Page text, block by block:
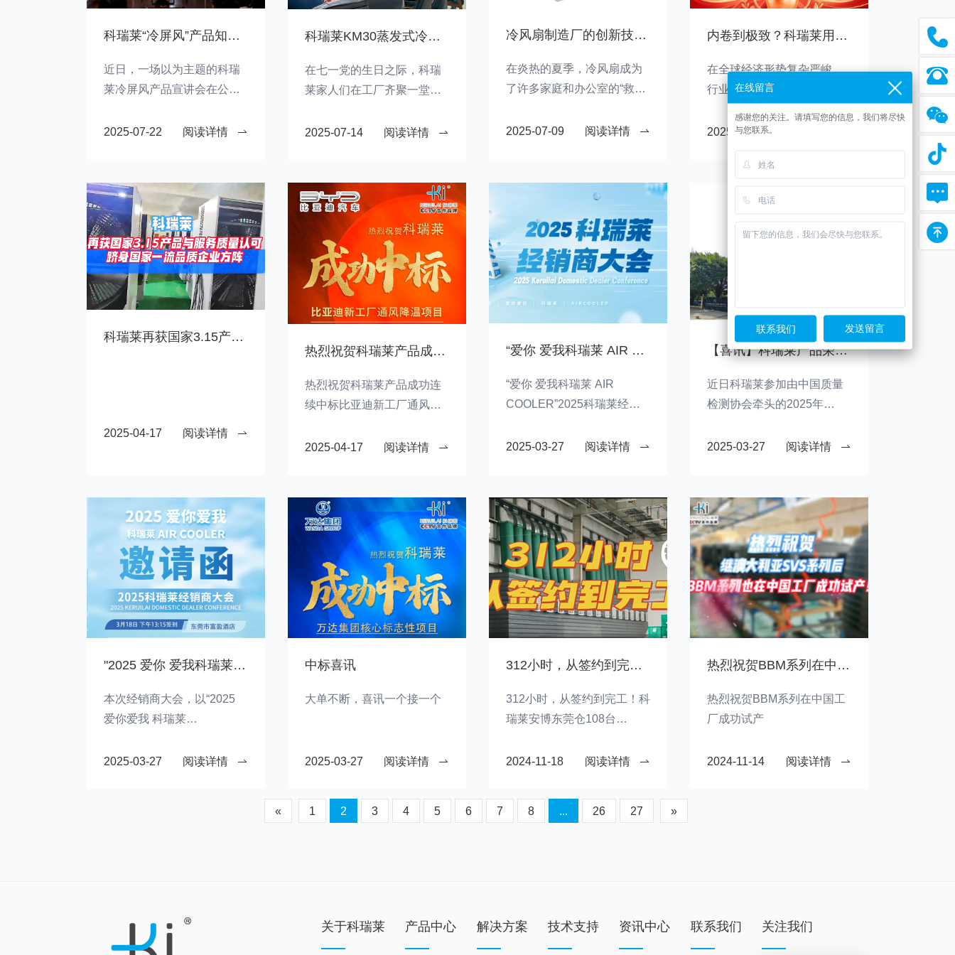
在线留言
感谢您的关注。请填写您的信息，我们将尽快
与您联系。
联系我们
科瑞莱“冷屏风”产品知识宣讲顺利进行
近日，一场以为主题的科瑞
莱冷屏风产品宣讲会在公司
聚一堂，围绕冷屏风核心技
2025-07-22 阅读详情
科瑞莱KM30蒸发式冷气机发布仪式：一场关于创新与节能的行业盛会
在七一党的生日之际，科瑞
莱家人们在工厂齐聚一堂，
正式拉开帷幕。
2025-07-14 阅读详情
冷风扇制造厂的创新技术与市场前景
在炎热的夏季，冷风扇成为
了许多家庭和办公室的“救
内温度，还能节省电费，成
么，冷风扇制造厂在技术创
新方面有哪些新动态呢？它
们的市场前景又如何？让我
们一探究竟。
2025-07-09 阅读详情
内卷到极致？科瑞莱用106%增长给出答案：去年销冠上海伊凡诺提前半年超去年！
在全球经济形势复杂严峻，
行业竞争空前激烈、极度内
长的基础上，经集团总部确
认的财务报表，截止到5月31
日，科瑞莱公司销售额比去
年同期增长了106%，其中去
年销冠上海伊凡诺公司超过
去年全年!
2025-06-12
科瑞莱再获国家3.15产品与服务质量认可，跻身国家一流品质企业方阵
2025-04-17 阅读详情
热烈祝贺科瑞莱产品成功连续中标比亚迪新工厂通风降温项目
热烈祝贺科瑞莱产品成功连
续中标比亚迪新工厂通风降
2025-04-17
阅读详情
“爱你 爱我科瑞莱 AIR COOLER”2025科瑞莱经销商大会胜利结束
“爱你 爱我科瑞莱 AIR
COOLER”2025科瑞莱经销
2025-03-27
阅读详情
【喜讯】科瑞莱产品荣获国家3.15质量监督活动权威认可
近日科瑞莱参加由中国质量
检测协会牵头的2025年
品和服务质量诚信承诺”主题
称号、“全国质量检验稳定合
格产品”和“全国行业质量领先
品牌”称号。
2025-03-27 阅读详情
"2025 爱你 爱我科瑞莱 AIR COOLER"-科瑞莱邀您共赴盛会
本次经销商大会，以“2025
爱你爱我 科瑞莱
2025-03-27
阅读详情
中标喜讯
大单不断，喜讯一个接一个
2025-03-27 阅读详情
312小时，从签约到完工！科瑞莱安博东莞仓108台KD18B，不断创造行业奇迹！
312小时，从签约到完工！科
瑞莱安博东莞仓108台
迹！
2024-11-18 阅读详情
热烈祝贺BBM系列在中国工厂成功试产
热烈祝贺BBM系列在中国工
厂成功试产
2024-11-14 阅读详情
« 1 2 3 4 5 6 7 8 ... 26 27 »
关于科瑞莱 产品中心 解决方案 技术支持 资讯中心 联系我们 关注我们